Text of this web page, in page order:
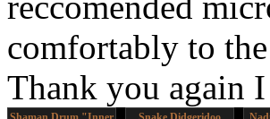
comfortably to
Thank you again